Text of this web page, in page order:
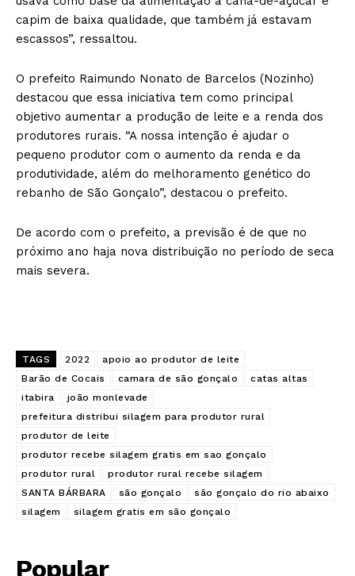
capim de baixa qualidade, que também já estavam
escassos”, ressaltou.
O prefeito Raimundo Nonato de Barcelos (Nozinho)
destacou que essa iniciativa tem como principal
objetivo aumentar a produção de leite e a renda dos
produtores rurais. “A nossa intenção é ajudar o
pequeno produtor com o aumento da renda e da
produtividade, além do melhoramento genético do
rebanho de São Gonçalo”, destacou o prefeito.
De acordo com o prefeito, a previsão é de que no
próximo ano haja nova distribuição no período de seca
mais severa.
TAGS 2022
apoio ao produtor de leite
Barão de Cocais
camara de são gonçalo
catas altas
itabira
joão monlevade
prefeitura distribui silagem para produtor rural
produtor de leite
produtor recebe silagem gratis em sao gonçalo
produtor rural
produtor rural recebe silagem
SANTA BÁRBARA
são gonçalo
são gonçalo do rio abaixo
silagem
silagem gratis em são gonçalo
Popular